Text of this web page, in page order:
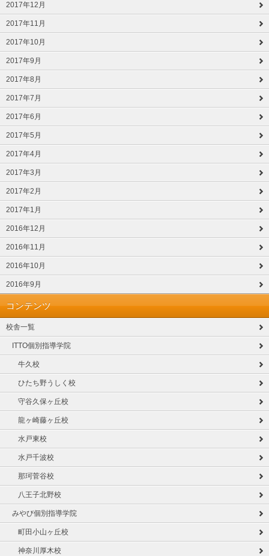
2017年12月
2017年11月
2017年10月
2017年9月
2017年8月
2017年7月
2017年6月
2017年5月
2017年4月
2017年3月
2017年2月
2017年1月
2016年12月
2016年11月
2016年10月
2016年9月
コンテンツ
校舎一覧
ITTO個別指導学院
牛久校
ひたち野うしく校
守谷久保ヶ丘校
龍ヶ崎藤ヶ丘校
水戸東校
水戸千波校
那珂菅谷校
八王子北野校
みやび個別指導学院
町田小山ヶ丘校
神奈川厚木校